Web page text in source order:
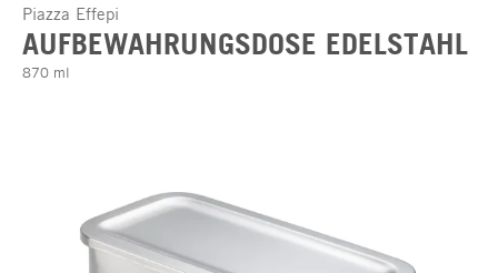
Piazza Effepi
AUFBEWAHRUNGSDOSE EDELSTAHL
870 ml